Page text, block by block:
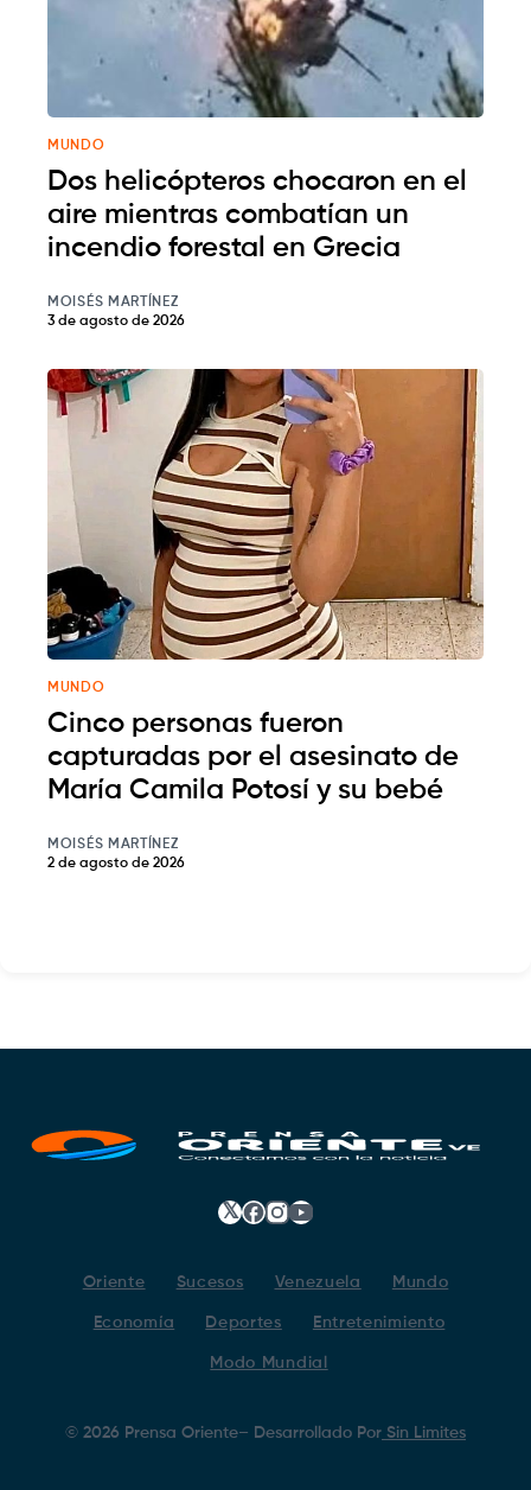
MUNDO
Dos helicópteros chocaron en el
aire mientras combatían un
incendio forestal en Grecia
MOISÉS MARTÍNEZ
3 de agosto de 2026
MUNDO
Cinco personas fueron
capturadas por el asesinato de
María Camila Potosí y su bebé
MOISÉS MARTÍNEZ
2 de agosto de 2026
𝕏 Facebook
Instagram
YouTube
Oriente Sucesos Venezuela Mundo
Economía Deportes Entretenimiento
Modo Mundial
© 2026 Prensa Oriente– Desarrollado Por Sin Limites